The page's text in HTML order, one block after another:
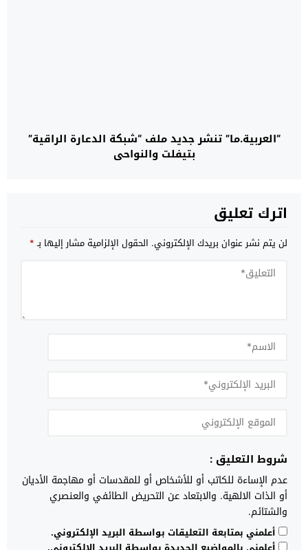
“العربية.ما” تنشر جديد ملف “شبكة الدعارة الراقية”
بتيفلت والنواحي
اترك تعليق
لن يتم نشر عنوان بريدك الإلكتروني. الحقول الإلزامية مشار إليها بـ*
شروط التعليق :
عدم الإساءة للكاتب أو للأشخاص أو للمقدسات أو مهاجمة الأديان
أو الذات الالهية. والابتعاد عن التحريض الطائفي والعنصري
والشتائم.
أعلمني بمتابعة التعليقات بواسطة البريد الإلكتروني.